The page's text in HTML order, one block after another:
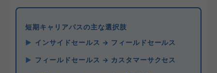
短期キャリアパスの主な選択肢
インサイドセールス → フィールドセールス
フィールドセールス → カスタマーサクセス